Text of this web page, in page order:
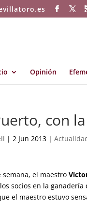
Opinión
con
| 2 Jun 2013 |
semana, el maestro
socios en la
el maestro estuvo